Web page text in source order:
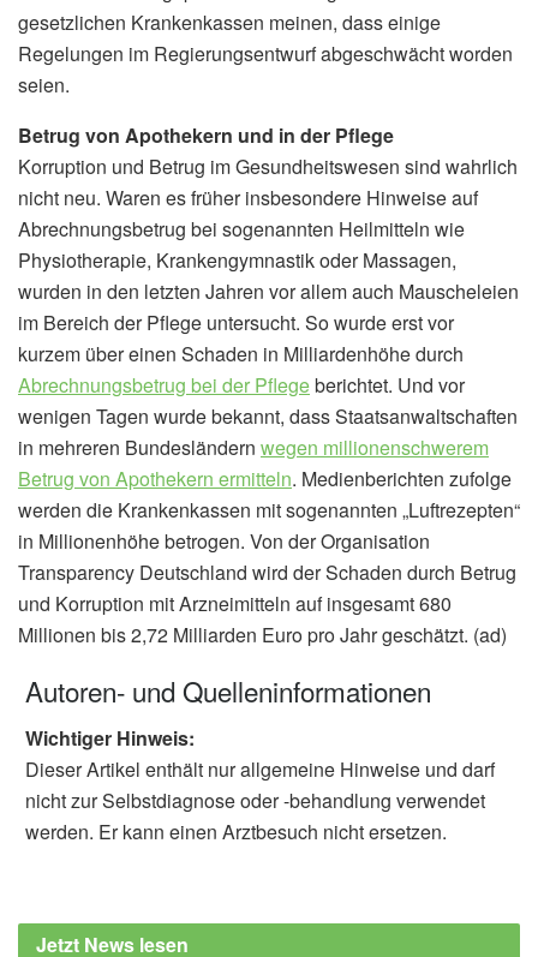
gesetzlichen Krankenkassen meinen, dass einige
Regelungen im Regierungsentwurf abgeschwächt worden
seien.
Betrug von Apothekern und in der Pflege
Korruption und Betrug im Gesundheitswesen sind wahrlich
nicht neu. Waren es früher insbesondere Hinweise auf
Abrechnungsbetrug bei sogenannten Heilmitteln wie
Physiotherapie, Krankengymnastik oder Massagen,
wurden in den letzten Jahren vor allem auch Mauscheleien
im Bereich der Pflege untersucht. So wurde erst vor
kurzem über einen Schaden in Milliardenhöhe durch
Abrechnungsbetrug bei der Pflegeberichtet. Und vor
wenigen Tagen wurde bekannt, dass Staatsanwaltschaften
in mehreren Bundesländern wegen millionenschwerem
Betrug von Apothekern ermitteln. Medienberichten zufolge
werden die Krankenkassen mit sogenannten „Luftrezepten“
in Millionenhöhe betrogen. Von der Organisation
Transparency Deutschland wird der Schaden durch Betrug
und Korruption mit Arzneimitteln auf insgesamt 680
Millionen bis 2,72 Milliarden Euro pro Jahr geschätzt. (ad)
Autoren- und Quelleninformationen
Wichtiger Hinweis:
Dieser Artikel enthält nur allgemeine Hinweise und darf
nicht zur Selbstdiagnose oder -behandlung verwendet
werden. Er kann einen Arztbesuch nicht ersetzen.
Jetzt News lesen